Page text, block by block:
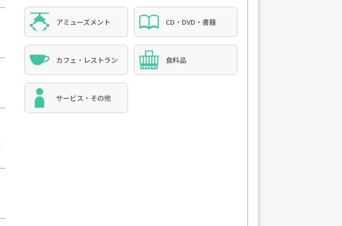
アミューズメント CD・DVD・書籍
カフェ・レストラン 食料品
サービス・その他